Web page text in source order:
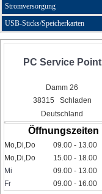
Stromversorgung
USB-Sticks/Speicherkarten
PC Service Point
Damm 26
38315 Schladen
Deutschland
Öffnungszeiten
Mo,Di,Do
09.00 - 13.00
Mo,Di,Do
15.00 - 18.00
Mi
09.00 - 13.00
Fr
09.00 - 16.00